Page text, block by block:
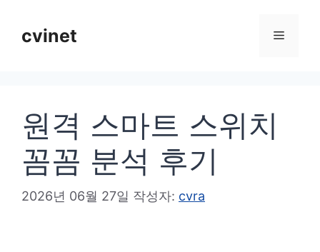
cvinet 메
원격 스마트 스위치
꼼꼼 분석 후기
2026년 06월 27일 작성자: cvra